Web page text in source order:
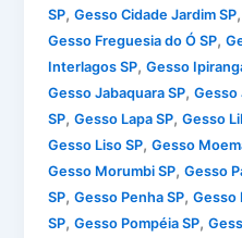
SP,Gesso Cidade Jardim SP
Gesso Freguesia do Ó SP,
Interlagos SP,Gesso
Gesso Jabaquara SP,Gesso
SP,Gesso Lapa SP,Gesso
Gesso Liso SP,Gesso
Gesso Morumbi SP,Gesso
SP,Gesso Penha SP,Gesso
SP,Gesso Pompéia SP,